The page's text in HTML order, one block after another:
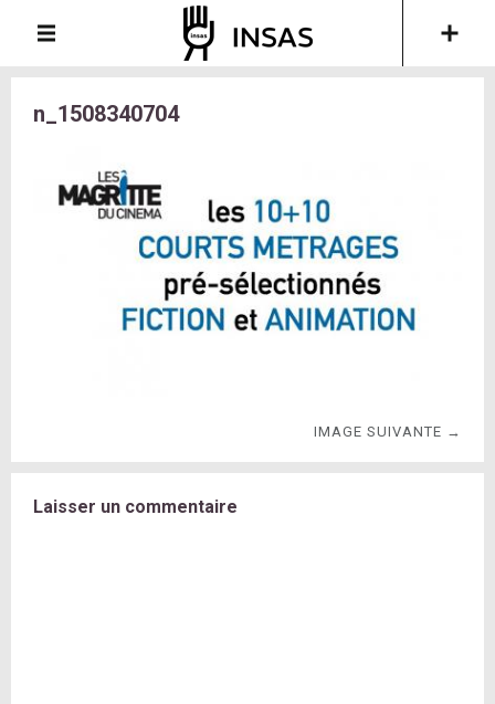
n_1508340704
IMAGE SUIVANTE →
Laisser un commentaire